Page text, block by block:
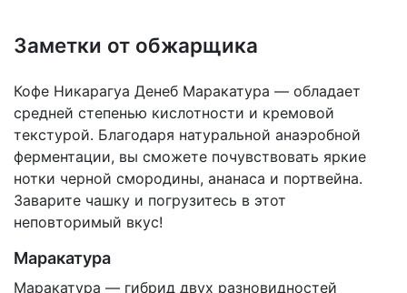
Заметки от обжарщика
Кофе Никарагуа Денеб Маракатура — обладает
средней степенью кислотности и кремовой
текстурой. Благодаря натуральной анаэробной
ферментации, вы сможете почувствовать яркие
нотки черной смородины, ананаса и портвейна.
Заварите чашку и погрузитесь в этот
неповторимый вкус!
Маракатура
Маракатура — гибрид двух разновидностей